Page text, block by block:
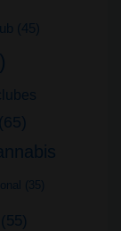
(45)
(65)
(35)
(55)